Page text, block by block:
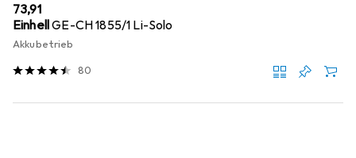
EUR
73,91
EinhellGE-CH 1855/1 Li-Solo
Akkubetrieb
80